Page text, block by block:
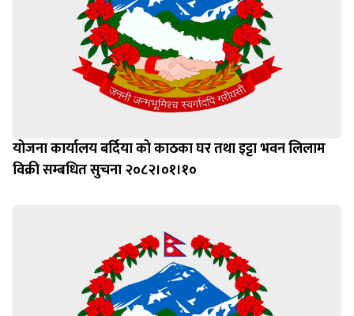
योजना कार्यालय बर्दिया को काठका घर तथा इट्टा भवन लिलाम
विक्री सम्बधित सुचना २०८२।०१।१०